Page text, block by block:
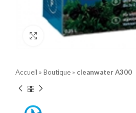
Click to enlarge
Accueil » Boutique » cleanwater A300